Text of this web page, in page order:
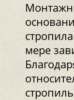
мере